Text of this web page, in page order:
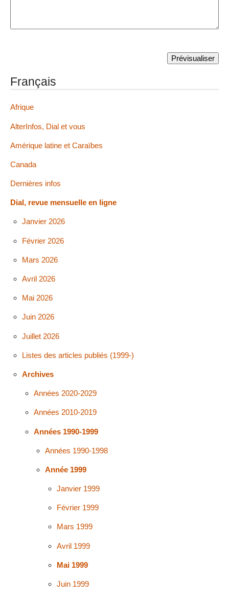
Français
Afrique
AlterInfos, Dial et vous
Amérique latine et Caraïbes
Canada
Dernières infos
Dial, revue mensuelle en ligne
Janvier 2026
Février 2026
Mars 2026
Avril 2026
Mai 2026
Juin 2026
Juillet 2026
Listes des articles publiés (1999-)
Archives
Années 2020-2029
Années 2010-2019
Années 1990-1999
Années 1990-1998
Année 1999
Janvier 1999
Février 1999
Mars 1999
Avril 1999
Mai 1999
Juin 1999